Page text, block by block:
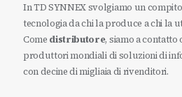
In TD SYNNEX svolgiamo un
tecnologia da chi la produce a chi la
Come distributore, siamo a
produttori mondiali di soluzioni di
con decine di migliaia di rivenditori.